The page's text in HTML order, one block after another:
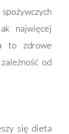
najwięcej
to zdrowe
od
się dieta